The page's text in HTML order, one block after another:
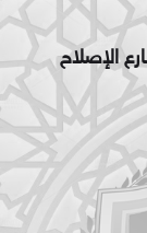
الإصلاح